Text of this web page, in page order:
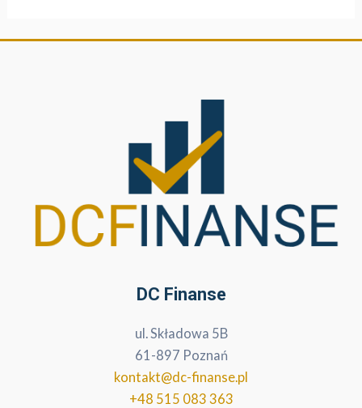
DC Finanse
ul. Składowa 5B
61-897 Poznań
kontakt@dc-finanse.pl
+48 515 083 363